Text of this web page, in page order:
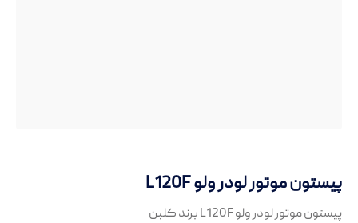
پیستون موتور لودر ولو L120F
پیستون موتور لودر ولو L120F برند کلبن